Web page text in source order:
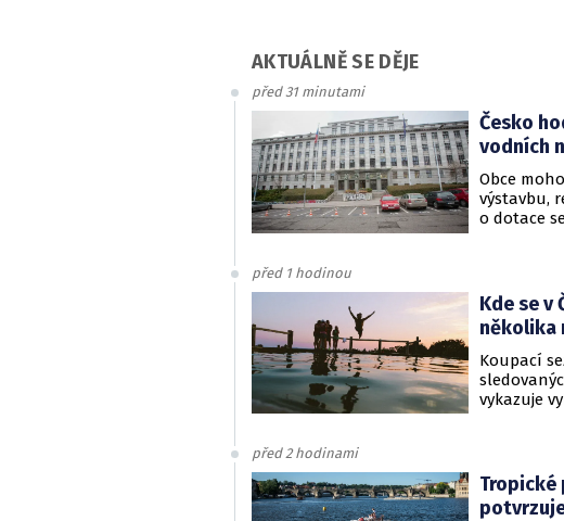
AKTUÁLNĚ SE DĚJE
před 31 minutami
Česko
vodních
Obce
výstavbu,
o dotace
tocích –
před 1 hodinou
Kde se v
několika
Koupací
vykazuje
často
před 2 hodinami
Tropické